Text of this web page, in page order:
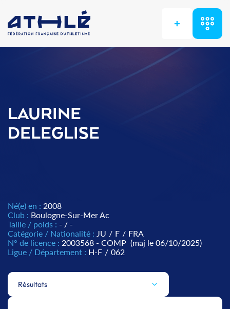
+
LAURINE
DELEGLISE
Né(e) en : 2008
Club : Boulogne-Sur-Mer Ac
Taille / poids : - / -
Catégorie / Nationalité : JU / F / FRA
N° de licence : 2003568 - COMP (maj le 06/10/2025)
Ligue / Département : H-F / 062
Résultats